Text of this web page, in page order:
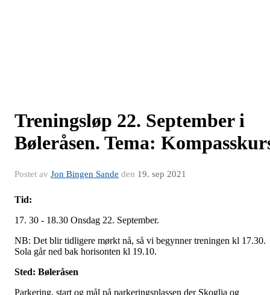
Treningsløp 22. September i
Bøleråsen. Tema:
Postet av Jon Bingen Sande den 19. sep 2021
Tid:
17. 30 - 18.30 Onsdag 22. September.
NB: Det blir tidligere mørkt nå, så vi begynner treningen kl 17.30.
Sola går ned bak horisonten kl 19.10.
Sted: Bøleråsen
Parkering, start og mål på parkeringsplassen der Skoglia og